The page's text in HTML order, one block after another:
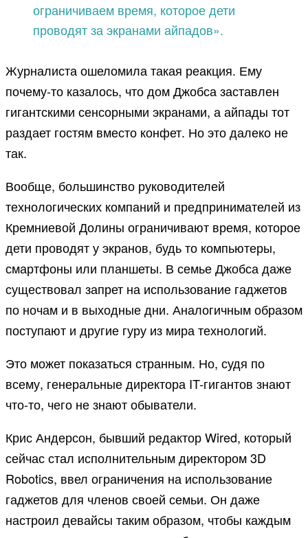
ограничиваем время, которое дети
проводят за экранами айпадов».
Журналиста ошеломила такая реакция. Ему
почему-то казалось, что дом Джобса заставлен
гигантскими сенсорными экранами, а айпады тот
раздает гостям вместо конфет. Но это далеко не
так.
Вообще, большинство руководителей
технологических компаний и предпринимателей из
Кремниевой Долины ограничивают время, которое
дети проводят у экранов, будь то компьютеры,
смартфоны или планшеты. В семье Джобса даже
существовал запрет на использование гаджетов
по ночам и в выходные дни. Аналогичным образом
поступают и другие гуру из мира технологий.
Это может показаться странным. Но, судя по
всему, генеральные директора IT-гигантов знают
что-то, чего не знают обыватели.
Крис Андерсон, бывший редактор Wired, который
сейчас стал исполнительным директором 3D
Robotics, ввел ограничения на использование
гаджетов для членов своей семьи. Он даже
настроил девайсы таким образом, чтобы каждым